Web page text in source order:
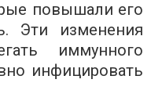
повышали его
Эти изменения
иммунного
инфицировать